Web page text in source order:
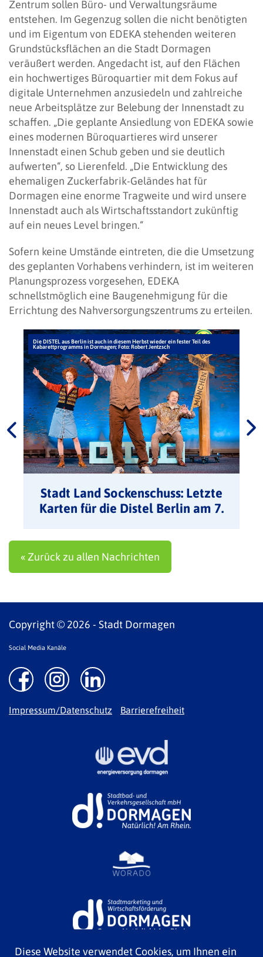
Zentrum sollen Büro- und Verwaltungsräume
entstehen. Im Gegenzug sollen die nicht benötigten
und im Eigentum von EDEKA stehenden weiteren
Grundstücksflächen an die Stadt Dormagen
veräußert werden. Angedacht ist, auf den Flächen
ein hochwertiges Büroquartier mit dem Fokus auf
digitale Unternehmen anzusiedeln und zahlreiche
neue Arbeitsplätze zur Belebung der Innenstadt zu
schaffen. „Die geplante Ansiedlung von EDEKA sowie
eines modernen Büroquartieres wird unserer
Innenstadt einen Schub geben und sie deutlich
aufwerten“, so Lierenfeld. „Die Entwicklung des
ehemaligen Zuckerfabrik-Geländes hat für
Dormagen eine enorme Tragweite und wird unsere
Innenstadt auch als Wirtschaftsstandort zukünftig
auf ein neues Level bringen.“
Sofern keine Umstände eintreten, die die Umsetzung
des geplanten Vorhabens verhindern, ist im weiteren
Planungsprozess vorgesehen, EDEKA
schnellstmöglich eine Baugenehmigung für die
Errichtung des Nahversorgungszentrums zu erteilen.
Die DISTEL aus Berlin ist auch in diesem Herbst wieder ein fester Teil des
Kabarettprogramms in Dormagen; Foto: Robert Jentzsch
Stadt Land Sockenschuss: Letzte
Karten für die Distel Berlin am 7.
« Zurück zu allen Nachrichten
Diese Website verwendet Cookies, um Ihnen ein
Copyright © 2026 - Stadt Dormagen
Social Media Kanäle
Impressum/Datenschutz Barrierefreiheit